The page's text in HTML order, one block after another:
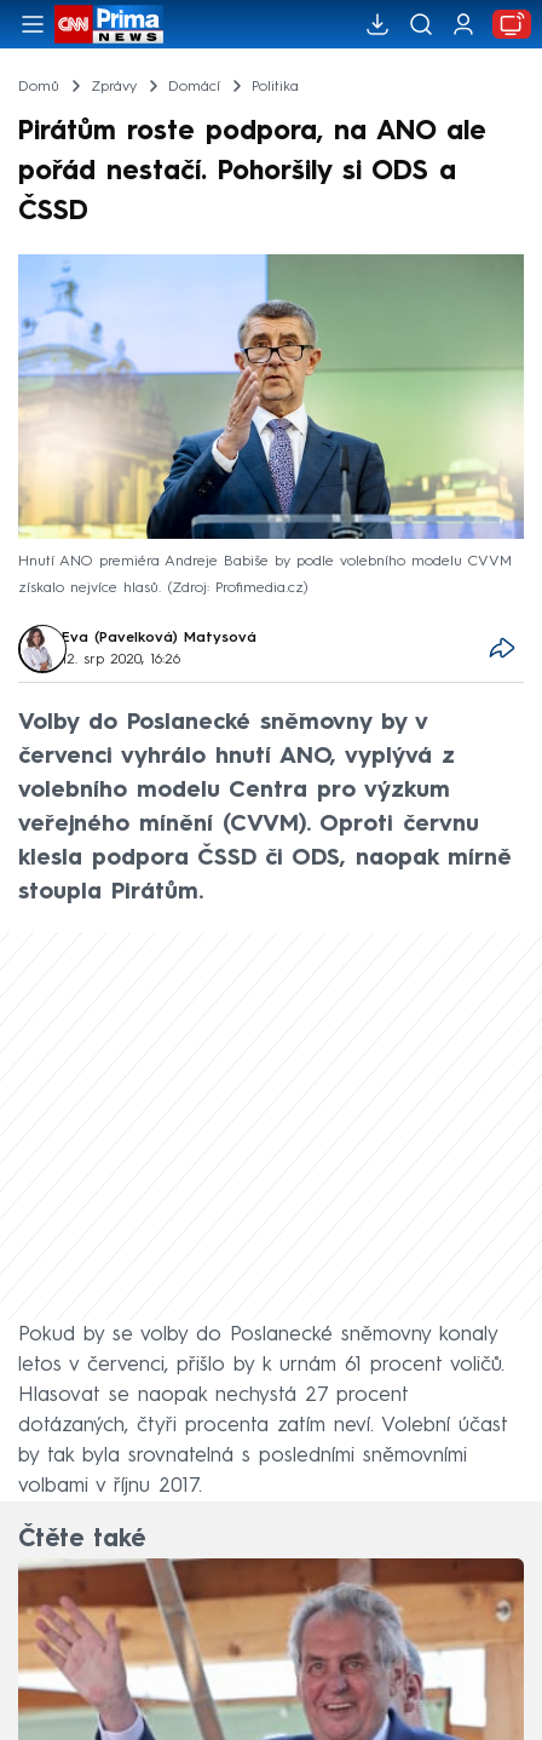
Domů Zprávy Domácí Politika
Pirátům roste podpora, na ANO ale
pořád nestačí. Pohoršily si ODS a
ČSSD
Hnutí ANO premiéra Andreje Babiše by podle volebního modelu CVVM
získalo nejvíce hlasů.
Zdroj: Profimedia.cz
Eva (Pavelková) Matysová
12. srp 2020, 16:26
Volby do Poslanecké sněmovny by v
červenci vyhrálo hnutí ANO, vyplývá z
volebního modelu Centra pro výzkum
veřejného mínění (CVVM). Oproti červnu
klesla podpora ČSSD či ODS, naopak mírně
stoupla Pirátům.
Pokud by se volby do Poslanecké sněmovny konaly
letos v červenci, přišlo by k urnám 61 procent voličů.
Hlasovat se naopak nechystá 27 procent
dotázaných, čtyři procenta zatím neví. Volební účast
by tak byla srovnatelná s posledními sněmovními
volbami v říjnu 2017.
Čtěte také